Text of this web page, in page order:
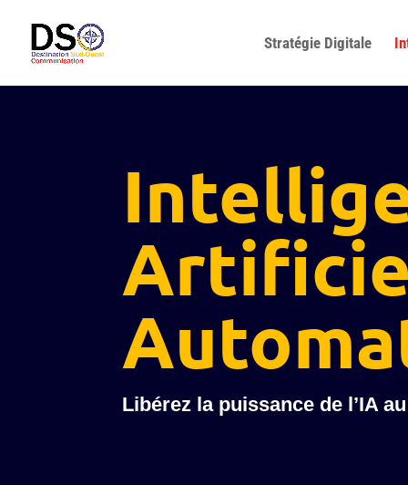
Stratégie Digitale
Libérez la puissance de l’IA